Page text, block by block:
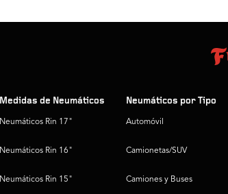
Medidas de Neumáticos
Neumáticos Rin 17"
Neumáticos Rin 16"
Neumáticos Rin 15"
Neumáticos por Tipo
Automóvil
Camionetas/SUV
Camiones y Buses